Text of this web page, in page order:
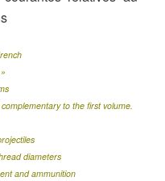
to the first volume.
diameters
and ammunition